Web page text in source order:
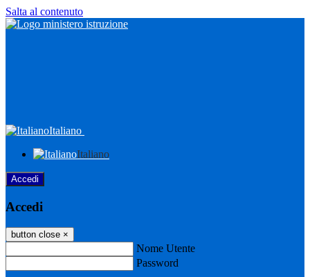
Salta al contenuto
Italiano
Italiano
Accedi
Accedi
button close ×
Nome Utente
Password